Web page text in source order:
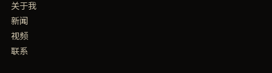
关于我
新闻
视频
联系